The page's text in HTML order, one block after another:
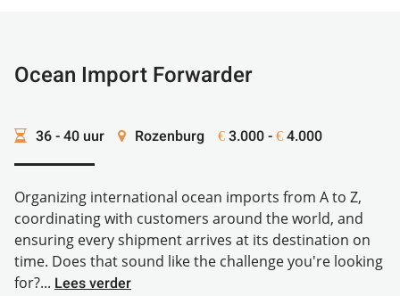
Ocean Import Forwarder
36 - 40 uur Rozenburg € 3.000 - € 4.000
Organizing international ocean imports from A to Z,
coordinating with customers around the world, and
ensuring every shipment arrives at its destination on
time. Does that sound like the challenge you're looking
for?... Lees verder